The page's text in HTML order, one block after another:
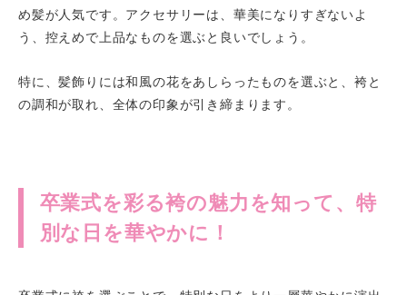
め髪が人気です。アクセサリーは、華美になりすぎないよ
う、控えめで上品なものを選ぶと良いでしょう。
特に、髪飾りには和風の花をあしらったものを選ぶと、袴と
の調和が取れ、全体の印象が引き締まります。
卒業式を彩る袴の魅力を知って、特
別な日を華やかに！